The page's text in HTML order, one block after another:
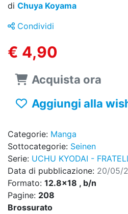
di Chuya Koyama
Condividi
€ 4,90
Acquista ora
Aggiungi alla
Categorie: Manga
Sottocategorie: Seinen
Serie: UCHU KYODAI -
Data di pubblicazione: 20/05/
Formato: 12.8x18 , b/n
Pagine: 208
Brossurato